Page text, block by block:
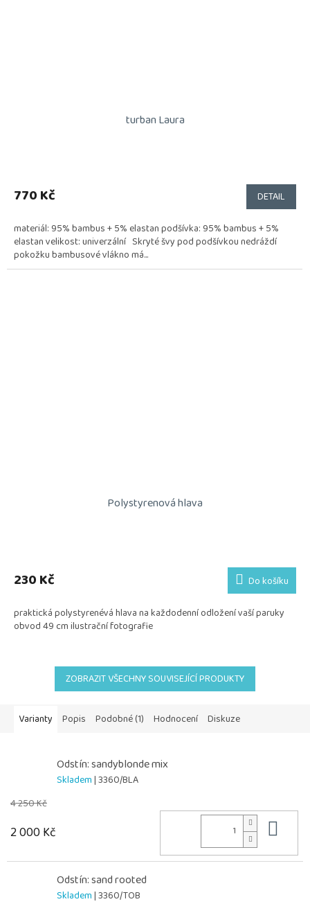
turban Laura
770 Kč DETAIL
materiál: 95% bambus + 5% elastan podšívka: 95% bambus + 5%
elastan velikost: univerzální Skryté švy pod podšívkou nedráždí
pokožku bambusové vlákno má...
Polystyrenová hlava
230 Kč Do košíku
praktická polystyrenévá hlava na každodenní odložení vaší paruky
obvod 49 cm ilustrační fotografie
ZOBRAZIT VŠECHNY SOUVISEJÍCÍ PRODUKTY
Varianty Popis Podobné (1) Hodnocení Diskuze
Odstín: sandyblonde mix
Skladem| 3360/BLA
4 250 Kč
2 000 Kč
Odstín: sand rooted
Skladem| 3360/TOB